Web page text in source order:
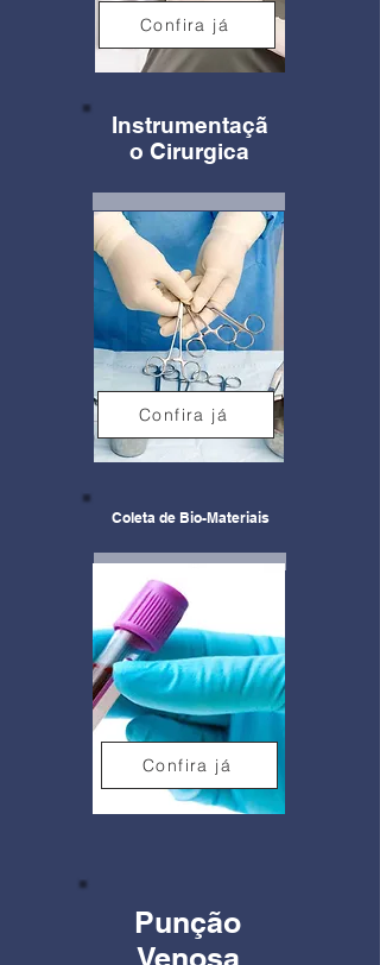
Confira já
Instrumentaçã
o Cirurgica
Confira já
Coleta de Bio-Materiais
Confira já
Punção
Venosa